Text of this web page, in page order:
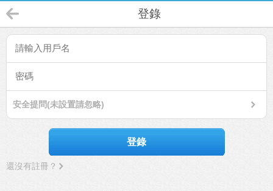
登錄
安全提問(未設置請忽略)
登錄
還沒有註冊？